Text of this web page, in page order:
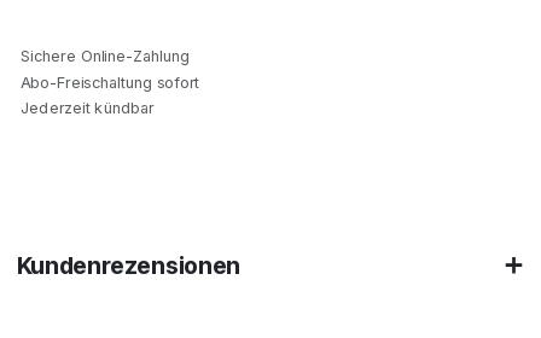
Sichere Online-Zahlung
Abo-Freischaltung sofort
Jederzeit kündbar
Kundenrezensionen